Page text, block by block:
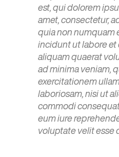
est, qui dolorem
amet, consectetur,
quia non numquam
incidunt ut labore et
aliquam quaerat
ad minima veniam,
exercitationem
laboriosam, nisi ut
commodi
eum iure
voluptate velit esse